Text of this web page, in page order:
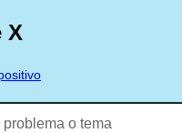
X
problema o tema